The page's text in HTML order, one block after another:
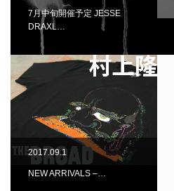
7月中旬開催予定 JESSE
DRAXL…
2017.09.1
NEW ARRIVALS –…